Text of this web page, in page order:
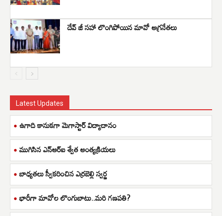
దేవ్ జీ సహా లొంగిపోయిన మావో అగ్రనేతలు
Latest Updates
ఉగాది కానుకగా మెగాస్టార్ విద్యాదానం
ముగిసిన ఎన్ఆర్ఐ శ్వేత అంత్యక్రియలు
బాధ్యతలు స్వీకరించిన ఎర్రబెల్లి స్వర్ణ
భారీగా మావోల లొంగుబాటు..మరి గణపతి?